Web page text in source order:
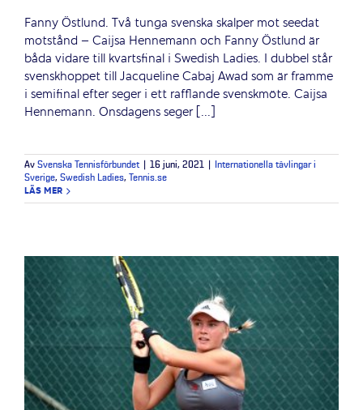
Fanny Östlund. Två tunga svenska skalper mot seedat
motstånd – Caijsa Hennemann och Fanny Östlund är
båda vidare till kvartsfinal i Swedish Ladies. I dubbel står
svenskhoppet till Jacqueline Cabaj Awad som är framme
i semifinal efter seger i ett rafflande svenskmöte. Caijsa
Hennemann. Onsdagens seger [...]
Av Svenska Tennisförbundet 16 juni, 2021
Internationella tävlingar i
Sverige, Swedish Ladies, Tennis.se
LÄS MER